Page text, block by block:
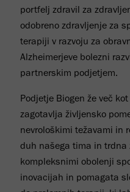
portfelj zdravil za
odobreno zdravljenje za
terapiji v razvoju za
Alzheimerjeve bolezni
partnerskim podjetjem.
Podjetje Biogen že več
zagotavlja življensko
nevrološkimi težavami in
duh našega tima in trdna
kompleksnimi obolenji
inovacijah in pomagata